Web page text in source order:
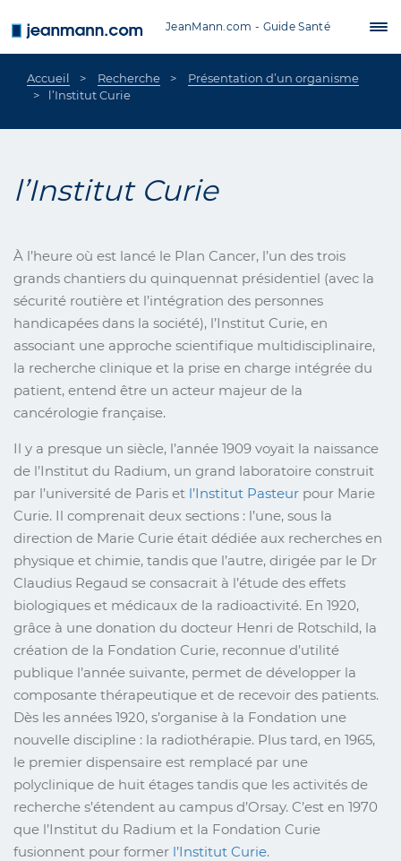
JeanMann.com - Guide Santé
Accueil Recherche
Présentation d’un organisme
l’Institut Curie
l’Institut Curie
À l’heure où est lancé le Plan Cancer, l’un des trois
grands chantiers du quinquennat présidentiel (avec la
sécurité routière et l’intégration des personnes
handicapées dans la société), l’Institut Curie, en
associant une approche scientifique multidisciplinaire,
la recherche clinique et la prise en charge intégrée du
patient, entend être un acteur majeur de la
cancérologie française.
Il y a presque un siècle, l’année 1909 voyait la naissance
de l’Institut du Radium, un grand laboratoire construit
par l’université de Paris et l’Institut Pasteur pour Marie
Curie. Il comprenait deux sections : l’une, sous la
direction de Marie Curie était dédiée aux recherches en
physique et chimie, tandis que l’autre, dirigée par le Dr
Claudius Regaud se consacrait à l’étude des effets
biologiques et médicaux de la radioactivité. En 1920,
grâce à une donation du docteur Henri de Rotschild, la
création de la Fondation Curie, reconnue d’utilité
publique l’année suivante, permet de développer la
composante thérapeutique et de recevoir des patients.
Dès les années 1920, s’organise à la Fondation une
nouvelle discipline : la radiothérapie. Plus tard, en 1965,
le premier dispensaire est remplacé par une
polyclinique de huit étages tandis que les activités de
recherche s’étendent au campus d’Orsay. C’est en 1970
que l’Institut du Radium et la Fondation Curie
fusionnent pour former l’Institut Curie.